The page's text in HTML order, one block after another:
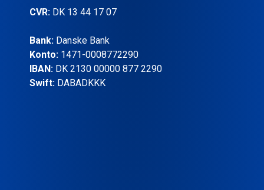
CVR: DK 13 44 17 07
Bank: Danske Bank
Konto: 1471-0008772290
IBAN: DK 2130 00000 877 2290
Swift: DABADKKK